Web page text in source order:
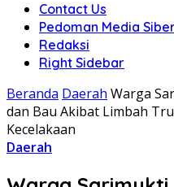
Contact Us
Pedoman Media
Redaksi
Right Sidebar
Beranda Daerah Warga
dan Bau Akibat Limbah
Kecelakaan
Daerah